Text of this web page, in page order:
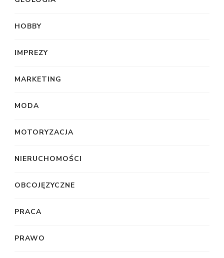
HOBBY
IMPREZY
MARKETING
MODA
MOTORYZACJA
NIERUCHOMOŚCI
OBCOJĘZYCZNE
PRACA
PRAWO